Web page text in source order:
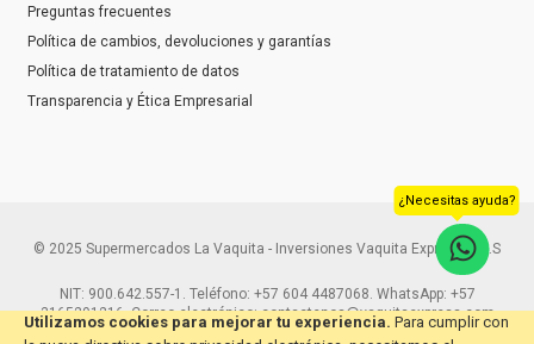
Utilizamos cookies para mejorar tu experiencia. Para cumplir con
Preguntas frecuentes
Política de cambios, devoluciones y garantías
Política de tratamiento de datos
Transparencia y Ética Empresarial
© 2025 Supermercados La Vaquita - Inversiones Vaquita Express S.A.S
NIT: 900.642.557-1. Teléfono: +57 604 4487068. WhatsApp: +57
3165291216. Correo electrónico: contactenos@vaquitaexpress.com
¿Necesitas ayuda?